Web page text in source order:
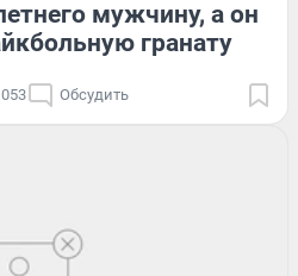
мужчину, а он
гранату
Обсудить